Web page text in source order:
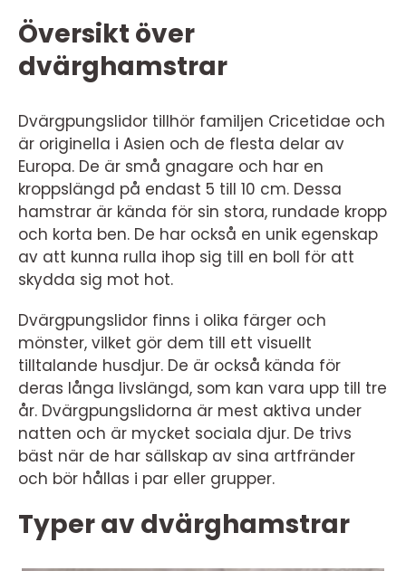
Översikt över
dvärghamstrar
Dvärgpungslidor tillhör familjen Cricetidae och
är originella i Asien och de flesta delar av
Europa. De är små gnagare och har en
kroppslängd på endast 5 till 10 cm. Dessa
hamstrar är kända för sin stora, rundade kropp
och korta ben. De har också en unik egenskap
av att kunna rulla ihop sig till en boll för att
skydda sig mot hot.
Dvärgpungslidor finns i olika färger och
mönster, vilket gör dem till ett visuellt
tilltalande husdjur. De är också kända för
deras långa livslängd, som kan vara upp till tre
år. Dvärgpungslidorna är mest aktiva under
natten och är mycket sociala djur. De trivs
bäst när de har sällskap av sina artfränder
och bör hållas i par eller grupper.
Typer av dvärghamstrar